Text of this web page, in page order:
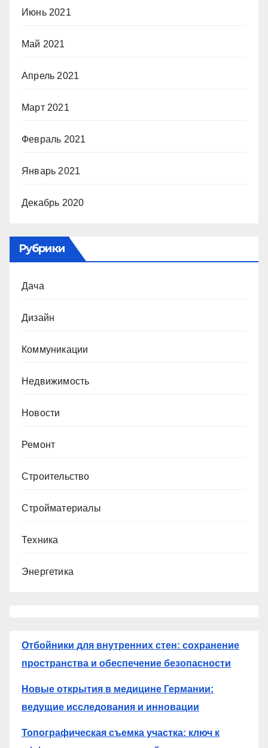
Июнь 2021
Май 2021
Апрель 2021
Март 2021
Февраль 2021
Январь 2021
Декабрь 2020
Рубрики
Дача
Дизайн
Коммуникации
Недвижимость
Новости
Ремонт
Строительство
Стройматериалы
Техника
Энергетика
Отбойники для внутренних стен: сохранение
пространства и обеспечение безопасности
Новые открытия в медицине Германии:
ведущие исследования и инновации
Топографическая съемка участка: ключ к